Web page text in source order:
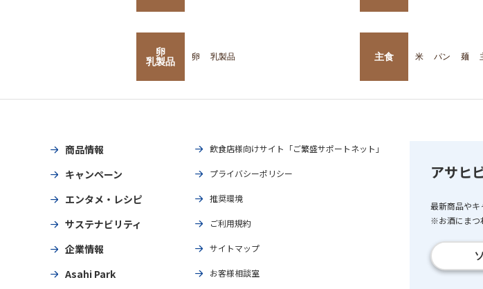
卵
乳製品
卵 乳製品 主食 米 パン 麺
商品情報
キャンペーン
エンタメ・レシピ
サステナビリティ
企業情報
Asahi Park
飲食店様向けサイト「ご繁盛サポートネット」
プライバシーポリシー
推奨環境
ご利用規約
サイトマップ
お客様相談室
アサヒ
最新商品やキ
※お酒にまつ